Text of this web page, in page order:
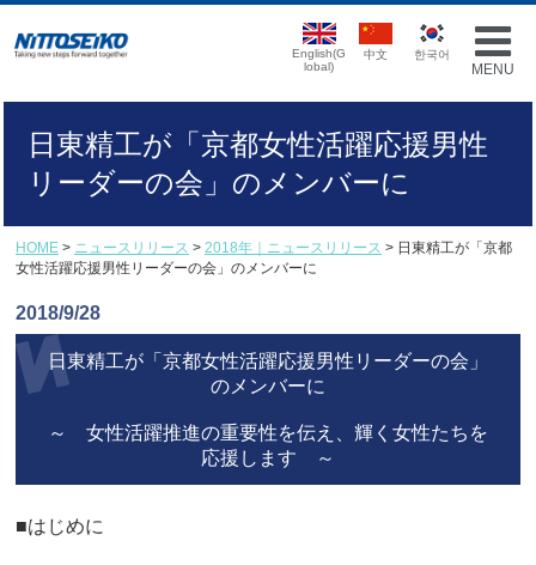
MENU
English(G
lobal)
中文 한국어
日東精工が「京都女性活躍応援男性
リーダーの会」のメンバーに
HOME > ニュースリリース > 2018年｜ニュースリリース > 日東精工が「京都
女性活躍応援男性リーダーの会」のメンバーに
2018/9/28
日東精工が「京都女性活躍応援男性リーダーの会」
のメンバーに
～ 女性活躍推進の重要性を伝え、輝く女性たちを
応援します ～
■はじめに